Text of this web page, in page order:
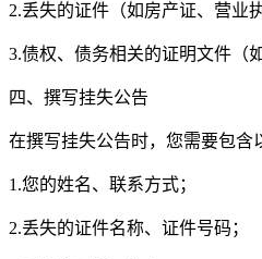
2.丢失的证件（如房产证、营业
3.债权、债务相关的证明文件（
四、撰写挂失公告
在撰写挂失公告时，您需要包含
1.您的姓名、联系方式；
2.丢失的证件名称、证件号码；